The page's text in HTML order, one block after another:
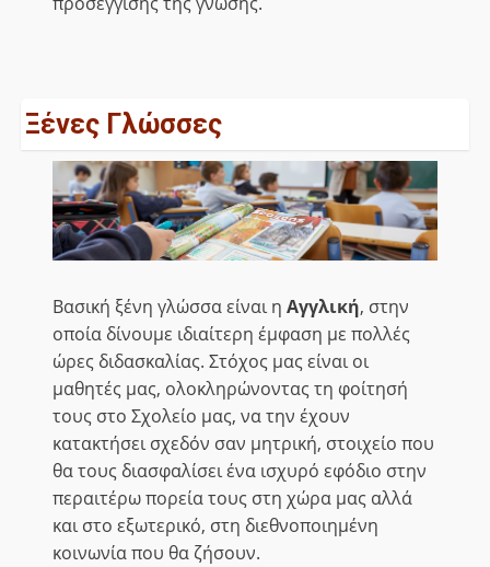
Ξένες Γλώσσες
Βασική ξένη γλώσσα είναι ηΑγγλική, στην
οποία δίνουμε ιδιαίτερη έμφαση με πολλές
ώρες διδασκαλίας. Στόχος μας είναι οι
μαθητές μας, ολοκληρώνοντας τη φοίτησή
τους στο Σχολείο μας, να την έχουν
κατακτήσει σχεδόν σαν μητρική, στοιχείο που
θα τους διασφαλίσει ένα ισχυρό εφόδιο στην
περαιτέρω πορεία τους στη χώρα μας αλλά
και στο εξωτερικό, στη διεθνοποιημένη
κοινωνία που θα ζήσουν.